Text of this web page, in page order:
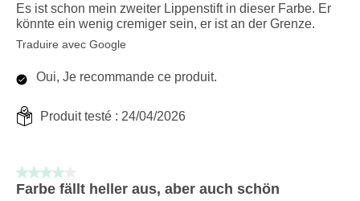
Es ist schon mein zweiter Lippenstift in dieser Farbe. Er
könnte ein wenig cremiger sein, er ist an der Grenze.
Traduire avec Google
Oui, Je recommande ce produit.
Produit testé : 24/04/2026
4 sur 5 étoiles.
Farbe fällt heller aus, aber auch schön